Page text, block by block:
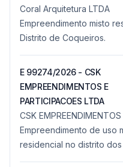
Coral Arquitetura LTDA
Empreendimento misto
Distrito de Coqueiros.
E 99274/2026 - CSK
EMPREENDIMENTOS E
PARTICIPACOES LTDA
CSK
Empreendimento de uso
residencial no distrito